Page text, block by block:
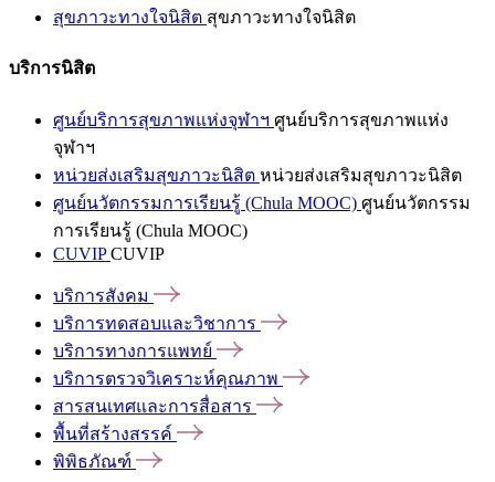
สุขภาวะทางใจนิสิต สุขภาวะทางใจนิสิต
บริการนิสิต
ศูนย์บริการสุขภาพแห่งจุฬาฯ ศูนย์บริการสุขภาพแห่ง
จุฬาฯ
หน่วยส่งเสริมสุขภาวะนิสิต หน่วยส่งเสริมสุขภาวะนิสิต
ศูนย์นวัตกรรมการเรียนรู้ (Chula MOOC) ศูนย์นวัตกรรม
การเรียนรู้ (Chula MOOC)
CUVIPCUVIP
บริการสังคม
บริการทดสอบและวิชาการ
บริการทางการแพทย์
บริการตรวจวิเคราะห์คุณภาพ
สารสนเทศและการสื่อสาร
พื้นที่สร้างสรรค์
พิพิธภัณฑ์